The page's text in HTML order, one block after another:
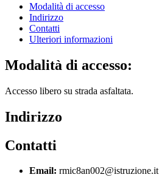
Modalità di accesso
Indirizzo
Contatti
Ulteriori informazioni
Modalità di accesso:
Accesso libero su strada asfaltata.
Indirizzo
Contatti
Email: rmic8an002@istruzione.it